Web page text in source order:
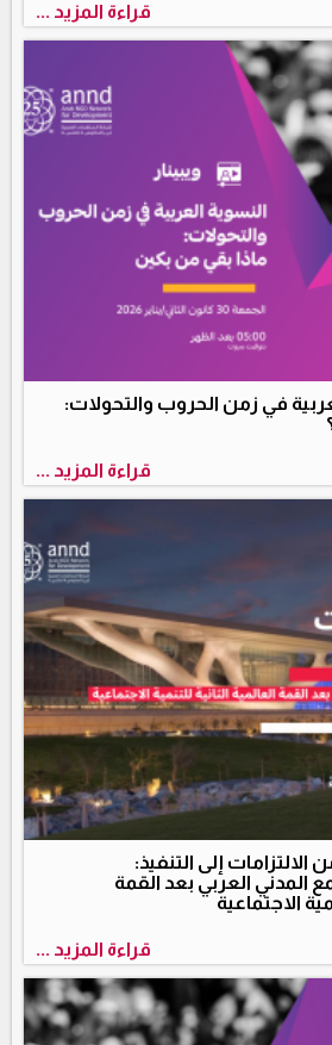
قراءة المزيد ...
في زمن الحروب والتحولات:
قراءة المزيد ...
الالتزامات إلى التنفيذ:
المدني العربي بعد القمة
الاجتماعية
قراءة المزيد ...